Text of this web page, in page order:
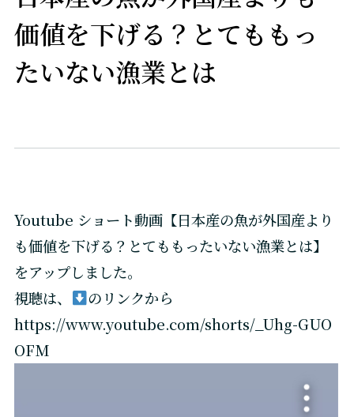
価値を下げる？とてももっ
たいない漁業とは
Youtube ショート動画【日本産の魚が外国産より
も価値を下げる？とてももったいない漁業とは】
をアップしました。
視聴は、
のリンクから
https://www.youtube.com/shorts/_Uhg-GUO
OFM